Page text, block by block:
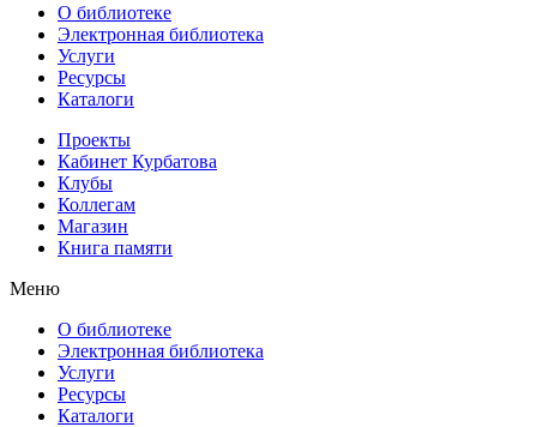
О библиотеке
Электронная библиотека
Услуги
Ресурсы
Каталоги
Проекты
Кабинет Курбатова
Клубы
Коллегам
Магазин
Книга памяти
Меню
О библиотеке
Электронная библиотека
Услуги
Ресурсы
Каталоги